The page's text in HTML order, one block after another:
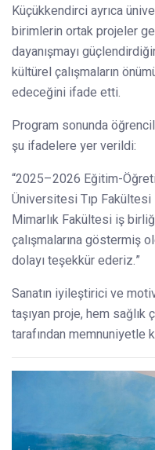
Küçükkendirci ayrıca
birimlerin ortak projeler
dayanışmayı
kültürel çalışmaların
edeceğini ifade etti.
Program sonunda
şu ifadelere yer verildi:
“2025–2026 Eğitim-
Üniversitesi Tıp
Mimarlık Fakültesi iş
çalışmalarına göstermiş
dolayı teşekkür ederiz.”
Sanatın iyileştirici ve
taşıyan proje, hem sağlık
tarafından memnuniyetle